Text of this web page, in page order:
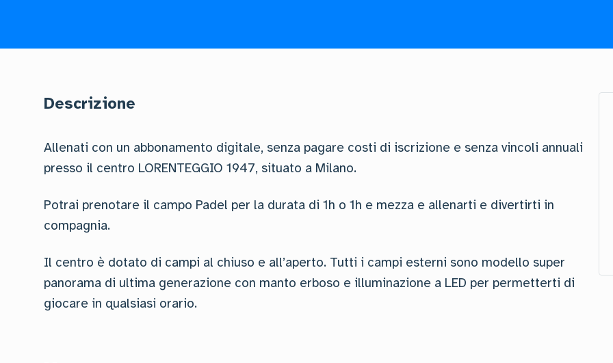
Descrizione
Allenati con un abbonamento digitale, senza pagare costi di iscrizione e senza vincoli annuali
presso il centro LORENTEGGIO 1947, situato a Milano.
Potrai prenotare il campo Padel per la durata di 1h o 1h e mezza e allenarti e divertirti in
compagnia.
Il centro è dotato di campi al chiuso e all’aperto. Tutti i campi esterni sono modello super
panorama di ultima generazione con manto erboso e illuminazione a LED per permetterti di
giocare in qualsiasi orario.